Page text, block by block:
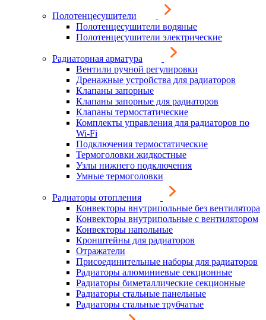
Полотенцесушители
Полотенцесушители водяные
Полотенцесушители электрические
Радиаторная арматура
Вентили ручной регулировки
Дренажные устройства для радиаторов
Клапаны запорные
Клапаны запорные для радиаторов
Клапаны термостатические
Комплекты управления для радиаторов по
Wi-Fi
Подключения термостатические
Термоголовки жидкостные
Узлы нижнего подключения
Умные термоголовки
Радиаторы отопления
Конвекторы внутрипольные без вентилятора
Конвекторы внутрипольные с вентилятором
Конвекторы напольные
Кронштейны для радиаторов
Отражатели
Присоединительные наборы для радиаторов
Радиаторы алюминиевые секционные
Радиаторы биметаллические секционные
Радиаторы стальные панельные
Радиаторы стальные трубчатые